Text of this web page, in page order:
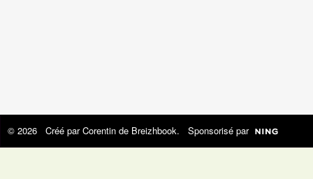
© 2026 Créé parCorentin de Breizhbook. Sponsorisé par